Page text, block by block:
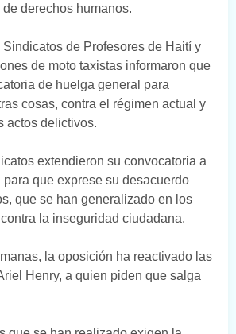
derechos humanos.
Sindicatos de Profesores de Haití y
de moto taxistas informaron que
de huelga general para
cosas, contra el régimen actual y
actos delictivos.
extendieron su convocatoria a
que exprese su desacuerdo
que se han generalizado en los
la inseguridad ciudadana.
la oposición ha reactivado las
Henry, a quien piden que salga